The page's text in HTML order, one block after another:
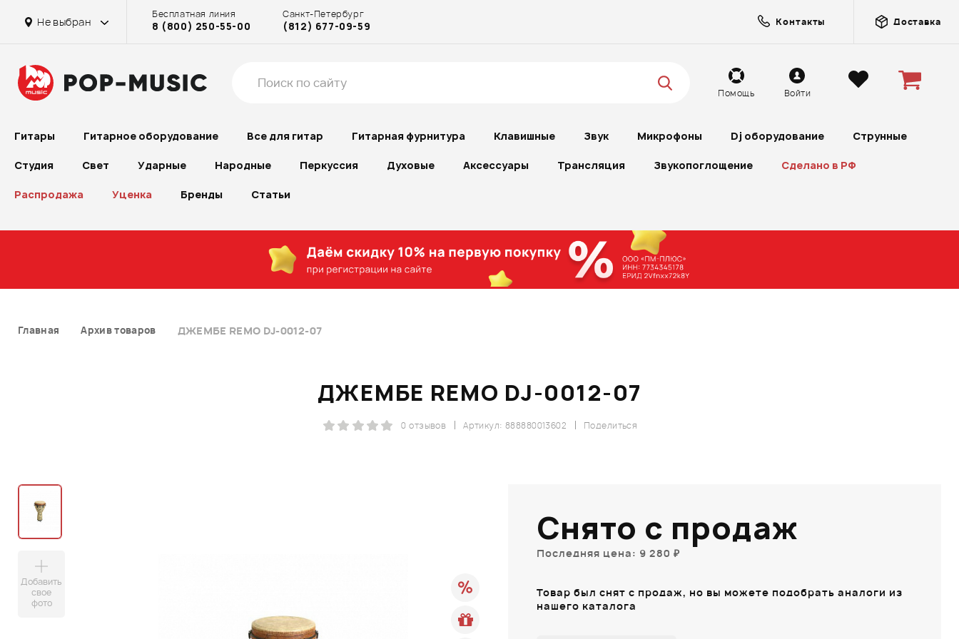
Не выбран
Бесплатная линия
8 (800) 250-55-00
Санкт-Петербург
(812) 677-09-59 Контакты Доставка
Помощь Войти
Гитары Гитарное оборудование Все для гитар Гитарная фурнитура Клавишные Звук Микрофоны Dj оборудование Струнные
Студия Свет Ударные Народные Перкуссия Духовые Аксессуары Трансляция Звукопоглощение Сделано в РФ
Распродажа Уценка Бренды Статьи
Главная Архив товаров ДЖЕМБЕ REMO DJ-0012-07
ДЖЕМБЕ REMO DJ-0012-07
Поделиться
Артикул: 888880013602
0 отзывов
Добавить
свое
фото
Снято с продаж
Последняя цена: 9 280 ₽
Товар был снят с продаж, но вы можете подобрать аналоги из
нашего каталога